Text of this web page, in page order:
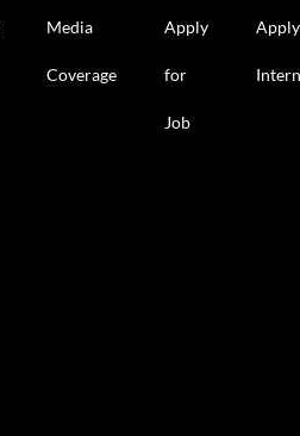
Media
Coverage
Apply
for
Job